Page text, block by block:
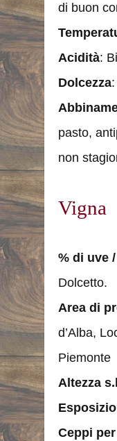
di buon
Acidità:
Dolcezza
pasto,
non
Vigna
% di uve
Dolcetto.
Area di
d’Alba,
Piemonte
Altezza
Ceppi